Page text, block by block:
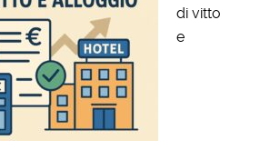
di vitto
e